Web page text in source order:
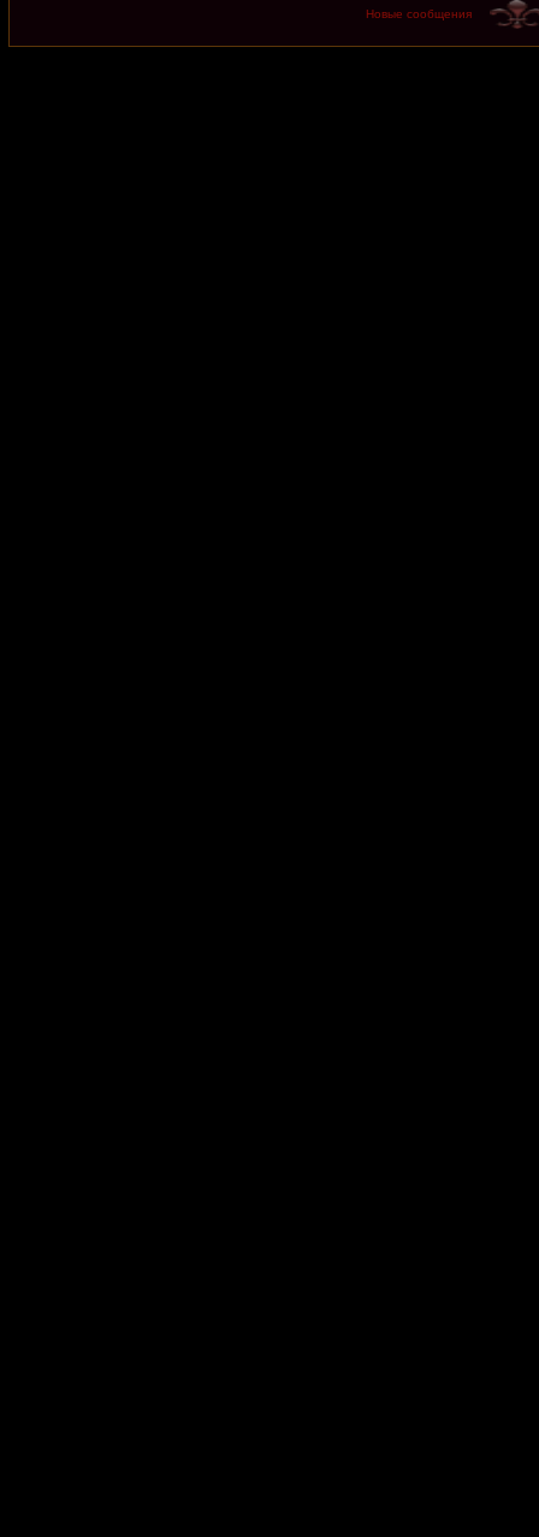
Новые сообщения